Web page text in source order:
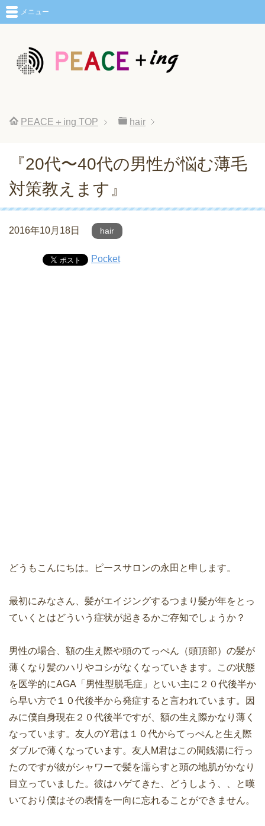
メニュー
PEACE＋ing TOP hair
『20代〜40代の男性が悩む薄毛
対策教えます』
2016年10月18日 hair
Pocket
どうもこんにちは。ピースサロンの永田と申します。
最初にみなさん、髪がエイジングするつまり髪が年をとっ
ていくとはどういう症状が起きるかご存知でしょうか？
男性の場合、額の生え際や頭のてっぺん（頭頂部）の髪が
薄くなり髪のハリやコシがなくなっていきます。この状態
を医学的にAGA「男性型脱毛症」といい主に２０代後半か
ら早い方で１０代後半から発症すると言われています。因
みに僕自身現在２０代後半ですが、額の生え際かなり薄く
なっています。友人のY君は１０代からてっぺんと生え際
ダブルで薄くなっています。友人M君はこの間銭湯に行っ
たのですが彼がシャワーで髪を濡らすと頭の地肌がかなり
目立っていました。彼はハゲてきた、どうしよう、、と嘆
いており僕はその表情を一向に忘れることができません。